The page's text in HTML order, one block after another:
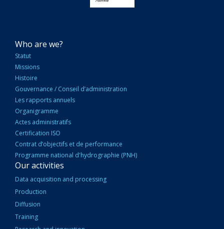
NAVIGATION
PRINCIPALE
Who are we?
Statut
Missions
Histoire
Gouvernance / Conseil d’administration
Les rapports annuels
Organigramme
Actes administratifs
Certification ISO
Contrat d’objectifs et de performance
Programme national d'hydrographie (PNH)
Our activities
Data acquisition and processing
Production
Diffusion
Training